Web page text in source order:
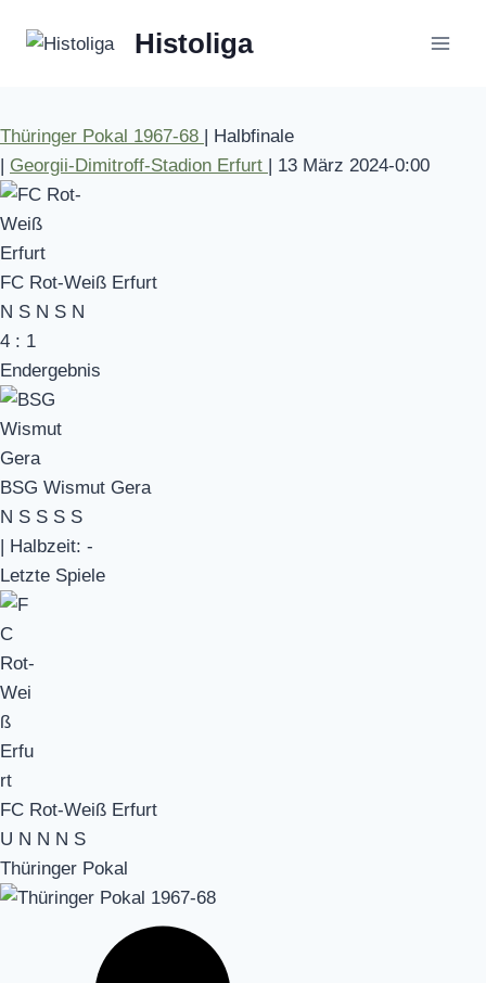
Inhalt
Histoliga
Thüringer Pokal 1967-68 | Halbfinale
| Georgii-Dimitroff-Stadion Erfurt | 13 März 2024-0:00
FC Rot-Weiß Erfurt
N S N S N
4 : 1
Endergebnis
BSG Wismut Gera
N S S S S
| Halbzeit: -
Letzte Spiele
FC Rot-Weiß Erfurt
U N N N S
Thüringer Pokal